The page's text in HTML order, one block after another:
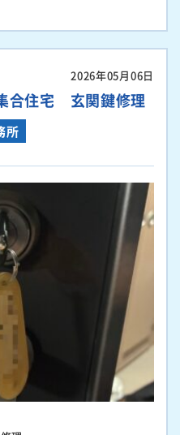
2026年05月06日
合住宅 玄関鍵修理
所